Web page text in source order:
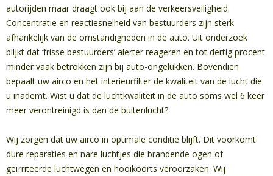
autorijden maar draagt ook bij aan de verkeersveiligheid.
Concentratie en reactiesnelheid van bestuurders zijn sterk
afhankelijk van de omstandigheden in de auto. Uit onderzoek
blijkt dat ‘frisse bestuurders’ alerter reageren en tot dertig procent
minder vaak betrokken zijn bij auto-ongelukken. Bovendien
bepaalt uw airco en het interieurfilter de kwaliteit van de lucht die
u inademt. Wist u dat de luchtkwaliteit in de auto soms wel 6 keer
meer verontreinigd is dan de buitenlucht?
Wij zorgen dat uw airco in optimale conditie blijft. Dit voorkomt
dure reparaties en nare luchtjes die brandende ogen of
geïrriteerde luchtwegen en hooikoorts veroorzaken. Wij